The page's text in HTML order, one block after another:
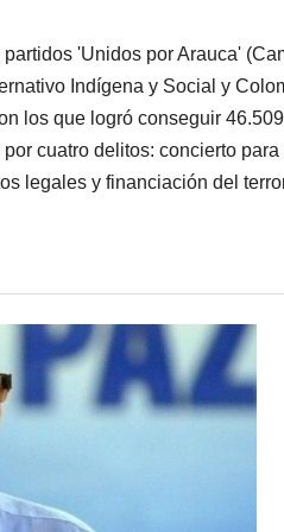
'Unidos por Arauca'
Indígena y Social y
los que logró conseguir
cuatro delitos: concierto para
legales y financiación del